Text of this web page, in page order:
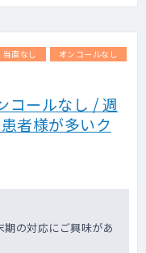
当直なし
オンコールなし
コールなし / 週
者様が多いク
の対応にご興味があ